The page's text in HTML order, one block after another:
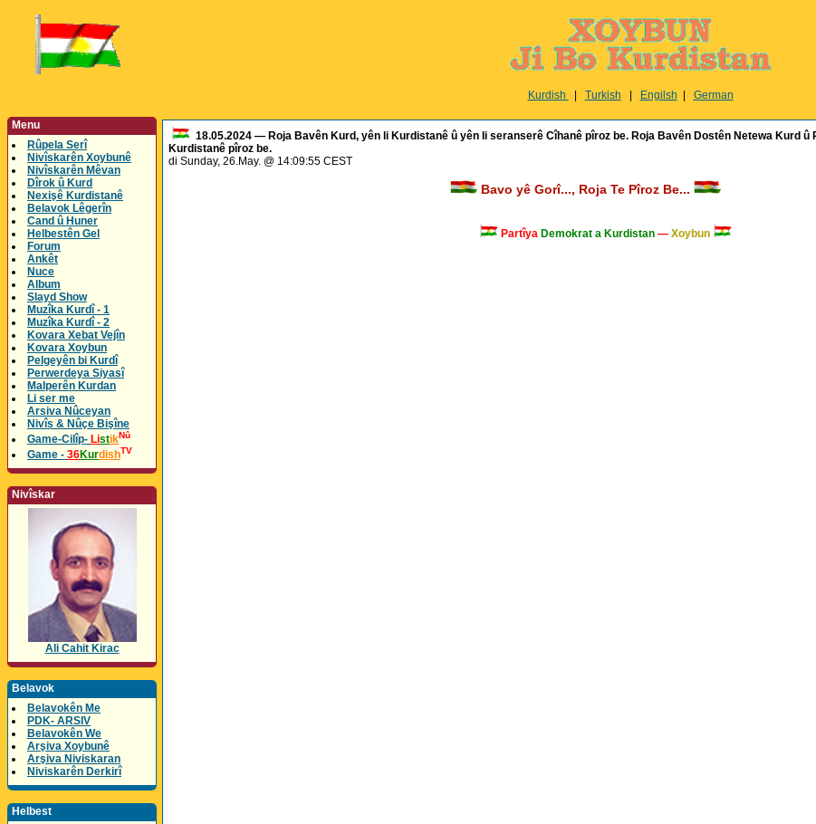
Kurdish Turkish Engilsh German
Menu
Rûpela Serî
Nivîskarên Xoybunê
Nivîskarên Mêvan
Dîrok û Kurd
Nexişê Kurdistanê
Belavok Lêgerîn
Cand û Huner
Helbestên Gel
Forum
Ankêt
Nuce
Album
Slayd Show
Muzîka Kurdî - 1
Muzîka Kurdî - 2
Kovara Xebat Vejîn
Kovara Xoybun
Pelgeyên bi Kurdî
Perwerdeya Siyasî
Malperên Kurdan
Li ser me
Arsiva Nûceyan
Nivîs & Nûçe Bişîne
Game-Cilîp- ListikNû
Game - 36KurdishTV
Nivîskar
Ali Cahit Kirac
Belavok
Belavokên Me
PDK- ARSIV
Belavokên We
Arşiva Xoybunê
Arşiva Niviskaran
Niviskarên Derkirî
Helbest
18.05.2024 — Roja Bavên Kurd, yên li Kurdistanê û yên li seranserê Cîhanê pîroz be. Roja Bavên Dostên Netewa Kurd û
Kurdistanê pîroz be.
di Sunday, 26.May. @ 14:09:55 CEST
Bavo yê Gorî..., Roja Te Pîroz Be...
Partîya Demokrat a Kurdistan — Xoybun